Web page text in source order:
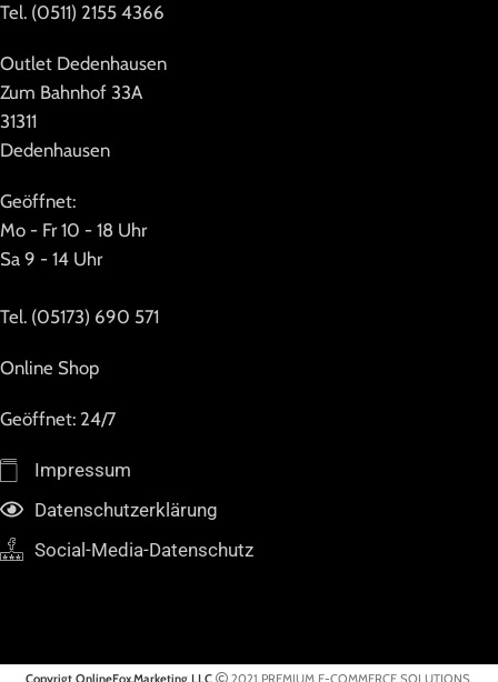
Tel. (0511) 2155 4366
Outlet Dedenhausen
Zum Bahnhof 33A
31311
Dedenhausen
Geöffnet:
Mo - Fr 10 - 18 Uhr
Sa 9 - 14 Uhr
Tel. (05173) 690 571
Online Shop
Geöffnet: 24/7
Impressum
Datenschutzerklärung
Social-Media-Datenschutz
Copyrigt OnlineFox.Marketing LLC 2021 PREMIUM E-COMMERCE SOLUTIONS.